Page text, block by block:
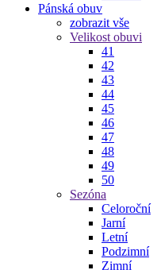
Pánská obuv
zobrazit vše
Velikost obuvi
41
42
43
44
45
46
47
48
49
50
Sezóna
Celoroční
Jarní
Letní
Podzimní
Zimní